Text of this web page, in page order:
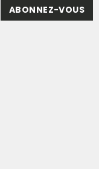
ABONNEZ-VOUS